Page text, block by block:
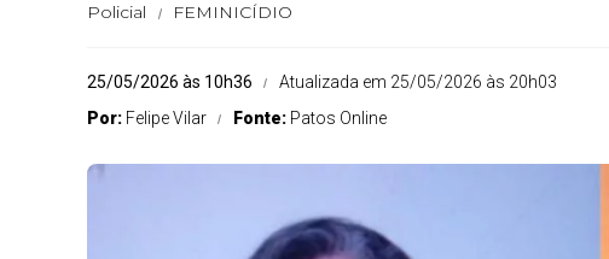
Policial FEMINICÍDIO
25/05/2026 às 10h36
Atualizada em 25/05/2026 às 20h03
Por: Felipe Vilar Fonte: Patos Online